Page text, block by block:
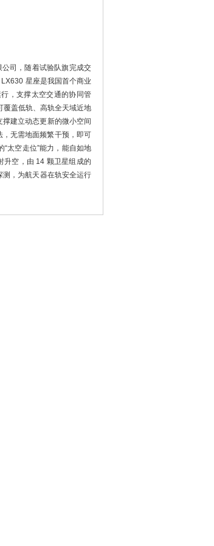
司，随着试验队旗完成交
星座是我国首个商业
，支撑太空交通的协同管
覆盖低轨、高轨全天域近地
建立动态更新的微小空间
，无需地面频繁干预，即可
太空走位”能力，能自如地
升空，由 14 颗卫星组成的
，为航天器在轨安全运行